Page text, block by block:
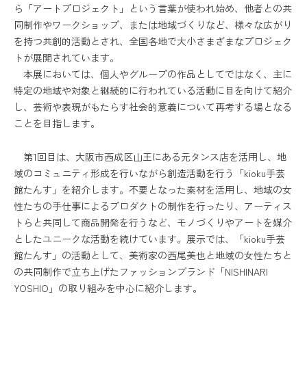
ら「アートプロジェクト」という言葉が使われ始め、他者との共
同制作やワークショップ、または地域づくりなど、様々な広がり
を持つ共創的活動とされ、全国各地で大小さまざまなプロジェク
トが展開されています。
本展においては、個人やグループの作品としてではなく、主に
特定の地域や対象と継続的に行われている活動に目を向けて紹介
し、芸術や表現がもたらす社会的意義について再考する場となる
ことを目指します。
第1回目は、大阪市西成区山王にある元タンス店を活用し、地
域のコミュニティ形成を行いながら創造活動を行う「kioku手芸
館たんす」を紹介します。不要となった素材を活用し、地域の女
性たちの手仕事によるプロダクトの制作を行ったり、アーティス
トらと共同して商品開発を行うなど、モノづくりやアートを媒介
としたユニークな活動を続けています。展示では、「kioku手芸
館たんす」の活動として、美術家の西尾美也と地域の女性たちと
の共同制作で立ち上げたファッションブランド「NISHINARI
YOSHIO」の取り組みを中心に紹介します。